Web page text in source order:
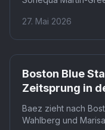
Seite von Donnie
27. Mai 2026
Boston Blue
Zeitsprung in
Baez zieht nach
Wahlberg und